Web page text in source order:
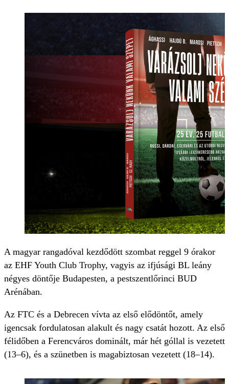
A magyar rangadóval kezdődött szombat reggel 9 órakor
az EHF Youth Club Trophy, vagyis az ifjúsági BL leány
négyes döntője Budapesten, a pestszentlőrinci BUD
Arénában.
Az FTC és a Debrecen vívta az első elődöntőt, amely
igencsak fordulatosan alakult és nagy csatát hozott. Az első
félidőben a Ferencváros dominált, már hét góllal is vezetett
(13–6), és a szünetben is magabiztosan vezetett (18–14).